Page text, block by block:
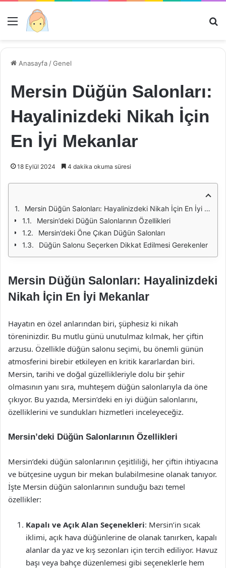
Menü
Anasayfa /Genel
Mersin Düğün Salonları:
Hayalinizdeki Nikah İçin
En İyi Mekanlar
18 Eylül 2024 4 dakika okuma süresi
Mersin Düğün Salonları: Hayalinizdeki Nikah İçin En İyi Mekanlar
Mersin’deki Düğün Salonlarının Özellikleri
Mersin’deki Öne Çıkan Düğün Salonları
Düğün Salonu Seçerken Dikkat Edilmesi Gerekenler
Mersin Düğün Salonları: Hayalinizdeki
Nikah İçin En İyi Mekanlar
Hayatın en özel anlarından biri, şüphesiz ki nikah
töreninizdir. Bu mutlu günü unutulmaz kılmak, her çiftin
arzusu. Özellikle düğün salonu seçimi, bu önemli günün
atmosferini birebir etkileyen en kritik kararlardan biri.
Mersin, tarihi ve doğal güzellikleriyle dolu bir şehir
olmasının yanı sıra, muhteşem düğün salonlarıyla da öne
çıkıyor. Bu yazıda, Mersin’deki en iyi düğün salonlarını,
özelliklerini ve sundukları hizmetleri inceleyeceğiz.
Mersin’deki Düğün Salonlarının Özellikleri
Mersin’deki düğün salonlarının çeşitliliği, her çiftin ihtiyacına
ve bütçesine uygun bir mekan bulabilmesine olanak tanıyor.
İşte Mersin düğün salonlarının sunduğu bazı temel
özellikler:
Kapalı ve Açık Alan Seçenekleri: Mersin’in sıcak
iklimi, açık hava düğünlerine de olanak tanırken, kapalı
alanlar da yaz ve kış sezonları için tercih ediliyor. Havuz
başı veya bahçe düzenlemesi gibi seçeneklerle hem